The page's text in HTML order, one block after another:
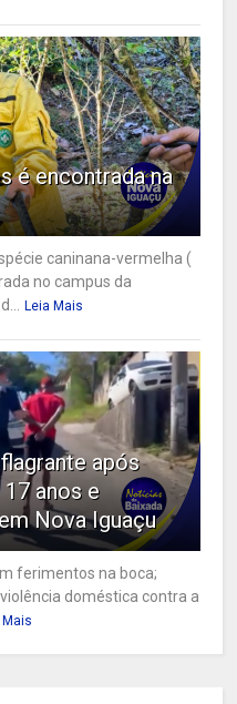
é encontrada na
caninana-vermelha (
no campus da
Leia Mais
após
anos e
Nova Iguaçu
ferimentos na boca;
doméstica contra a